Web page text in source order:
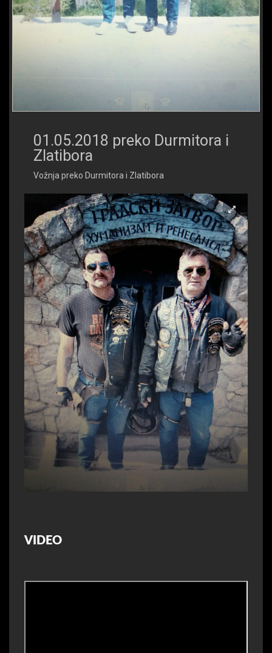
01.05.2018 preko Durmitora i
Zlatibora
Vožnja preko Durmitora i Zlatibora
VIDEO